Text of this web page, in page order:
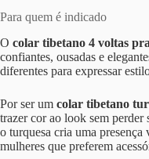
Para quem é indicado
O colar tibetano 4 voltas
confiantes, ousadas e
diferentes para expressar
Por ser um colar tibetano
trazer cor ao look sem perder
o turquesa cria uma presença
mulheres que preferem